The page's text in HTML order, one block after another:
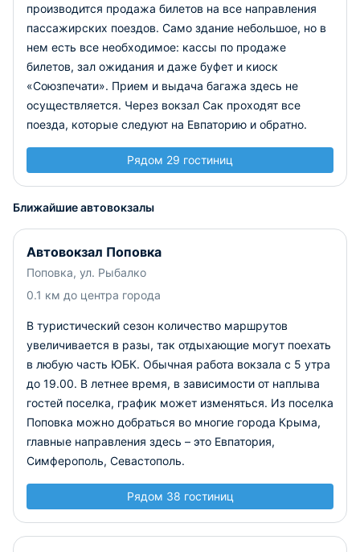
производится продажа билетов на все направления
пассажирских поездов. Само здание небольшое, но в
нем есть все необходимое: кассы по продаже
билетов, зал ожидания и даже буфет и киоск
«Союзпечати». Прием и выдача багажа здесь не
осуществляется. Через вокзал Сак проходят все
поезда, которые следуют на Евпаторию и обратно.
Рядом 29 гостиниц
Ближайшие автовокзалы
Автовокзал Поповка
Поповка, ул. Рыбалко
0.1 км до центра города
В туристический сезон количество маршрутов
увеличивается в разы, так отдыхающие могут поехать
в любую часть ЮБК. Обычная работа вокзала с 5 утра
до 19.00. В летнее время, в зависимости от наплыва
гостей поселка, график может изменяться. Из поселка
Поповка можно добраться во многие города Крыма,
главные направления здесь – это Евпатория,
Симферополь, Севастополь.
Рядом 38 гостиниц